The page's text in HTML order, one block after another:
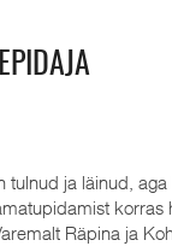
ja läinud, aga
korras
Räpina ja